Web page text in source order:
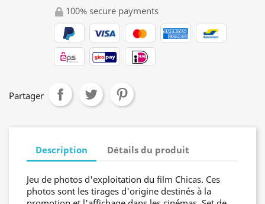
100% secure payments
Partager
Description Détails du produit
Jeu de photos d'exploitation du film Chicas. Ces
photos sont les tirages d'origine destinés à la